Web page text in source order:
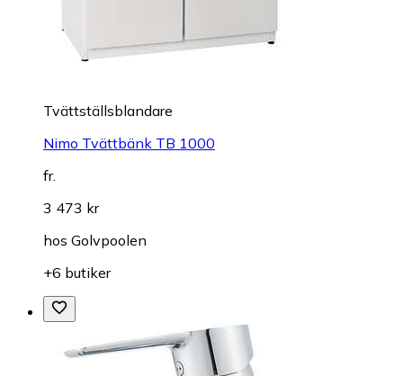
Tvättställsblandare
Nimo Tvättbänk TB 1000
fr.
3 473 kr
hos Golvpoolen
+6 butiker